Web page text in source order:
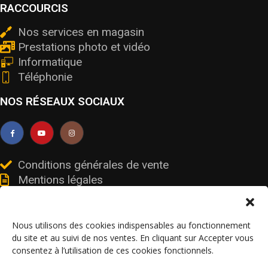
Nous utilisons des cookies indispensables au fonctionnement
du site et au suivi de nos ventes. En cliquant sur Accepter vous
consentez à l’utilisation de ces cookies fonctionnels.
RACCOURCIS
Nos services en magasin
Prestations photo et vidéo
Informatique
Téléphonie
NOS RÉSEAUX SOCIAUX
Conditions générales de vente
Mentions légales